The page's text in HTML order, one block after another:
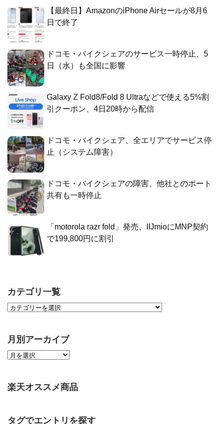
【最終日】AmazonのiPhone Airセールが8月6
日で終了
ドコモ・バイクシェアのサービス一時停止、5
日（水）も全国に影響
Galaxy Z Fold8/Fold 8 Ultraなどで使える5%割
引クーポン、4日20時から配信
ドコモ・バイクシェア、全エリアでサービス停
止（システム障害）
ドコモ・バイクシェアの障害、他社とのポート
共有も一時停止
「motorola razr fold」発売、IIJmioにMNP契約
で199,800円に割引
カテゴリ一覧
月別アーカイブ
楽天オススメ商品
タグでエントリを探す